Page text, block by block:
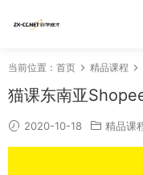
当前位置： 首页 精品课程
猫课东南亚
2020-10-18 精品课